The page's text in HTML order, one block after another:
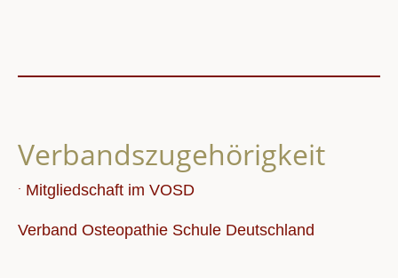
Verbandszugehörigkeit
. Mitgliedschaft im VOSD
Verband Osteopathie Schule Deutschland